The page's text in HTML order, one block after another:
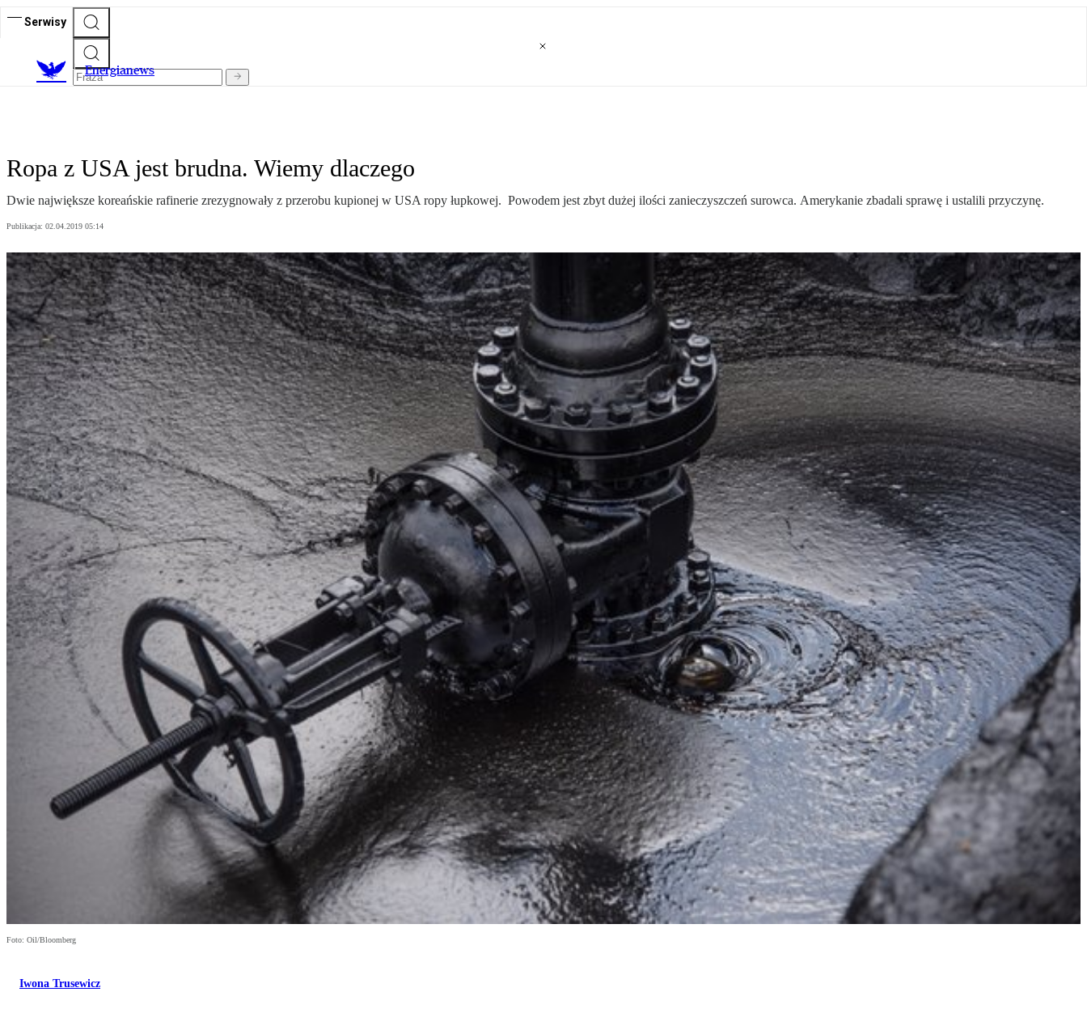
Serwisy
Energianews
Ropa z USA jest brudna. Wiemy dlaczego
Dwie największe koreańskie rafinerie zrezygnowały z przerobu kupionej w USA ropy łupkowej. Powodem jest zbyt dużej ilości zanieczyszczeń surowca. Amerykanie zbadali sprawę i ustalili przyczynę.
Publikacja: 02.04.2019 05:14
Foto: Oil/Bloomberg
Iwona Trusewicz